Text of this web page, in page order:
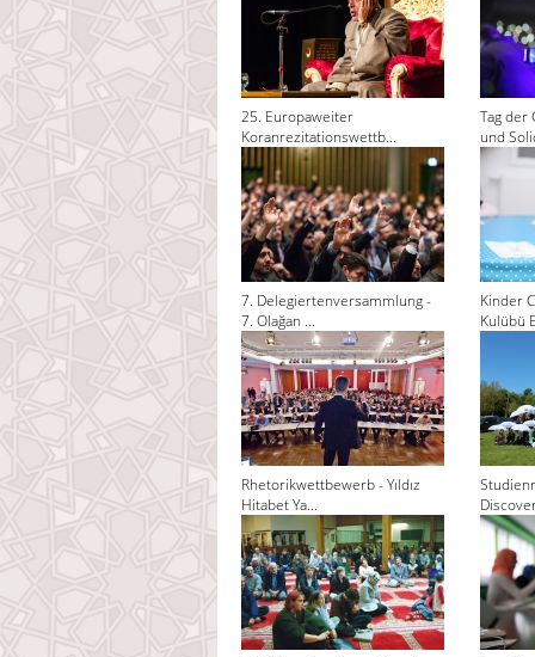
25. Europaweiter
Koranrezitationswettb...
Tag der
und
7. Delegiertenversammlung -
7. Olağan ...
Kinder
Kulübü
Rhetorikwettbewerb - Yıldız
Hitabet Ya...